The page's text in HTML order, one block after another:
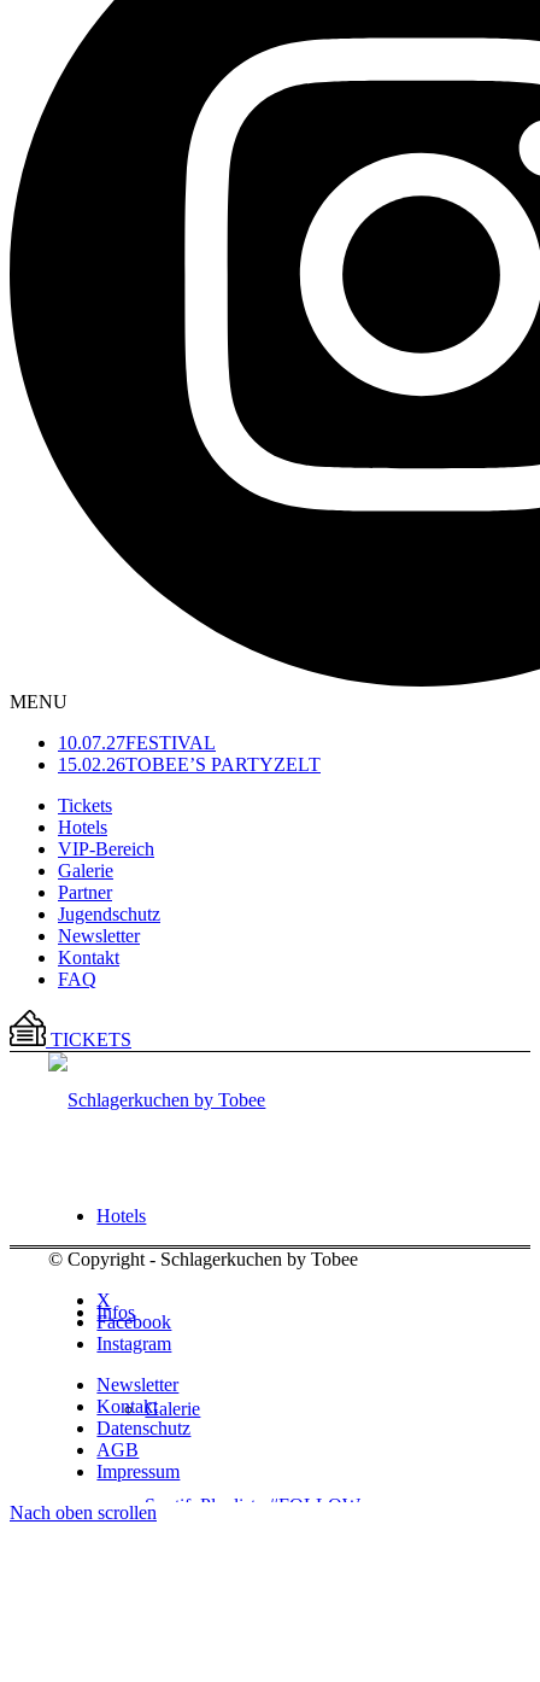
MENU
10.07.27FESTIVAL
15.02.26TOBEE’S PARTYZELT
Tickets
Hotels
VIP-Bereich
Galerie
Partner
Jugendschutz
Newsletter
Kontakt
FAQ
TICKETS
Hotels
Infos
Galerie
SpotifyPlayliste #FOLLOW
© Copyright - Schlagerkuchen by Tobee
X
Facebook
Instagram
Newsletter
Kontakt
Datenschutz
AGB
Impressum
Nach oben scrollen